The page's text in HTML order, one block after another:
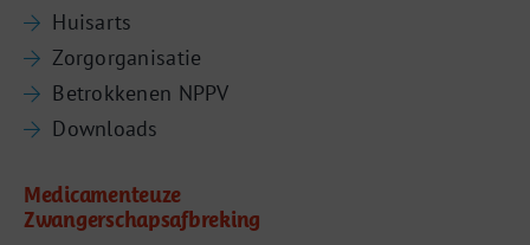
Huisarts
Zorgorganisatie
Betrokkenen NPPV
Downloads
Medicamenteuze
Zwangerschapsafbreking